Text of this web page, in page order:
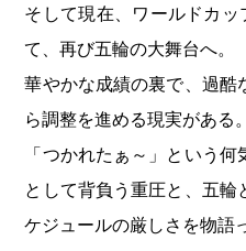
そして現在、ワールドカ
て、再び五輪の大舞台へ。
華やかな成績の裏で、過酷
ら調整を進める現実がある。
「つかれたぁ～」という
として背負う重圧と、五輪
ケジュールの厳しさを物語